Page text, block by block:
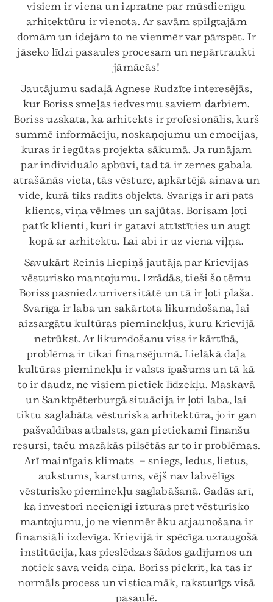
visiem ir viena un izpratne par mūsdienīgu
arhitektūru ir vienota. Ar savām spilgtajām
domām un idejām to ne vienmēr var pārspēt. Ir
jāseko līdzi pasaules procesam un nepārtraukti
jāmācās!
Jautājumu sadaļā Agnese Rudzīte interesējās,
kur Boriss smeļās iedvesmu saviem darbiem.
Boriss uzskata, ka arhitekts ir profesionālis, kurš
summē informāciju, noskaņojumu un emocijas,
kuras ir iegūtas projekta sākumā. Ja runājam
par individuālo apbūvi, tad tā ir zemes gabala
atrašānās vieta, tās vēsture, apkārtējā ainava un
vide, kurā tiks radīts objekts. Svarīgs ir arī pats
klients, viņa vēlmes un sajūtas. Borisam ļoti
patīk klienti, kuri ir gatavi attīstīties un augt
kopā ar arhitektu. Lai abi ir uz viena viļņa.
Savukārt Reinis Liepiņš jautāja par Krievijas
vēsturisko mantojumu. Izrādās, tieši šo tēmu
Boriss pasniedz universitātē un tā ir ļoti plaša.
Svarīga ir laba un sakārtota likumdošana, lai
aizsargātu kultūras pieminekļus, kuru Krievijā
netrūkst. Ar likumdošanu viss ir kārtībā,
problēma ir tikai finansējumā. Lielākā daļa
kultūras pieminekļu ir valsts īpašums un tā kā
to ir daudz, ne visiem pietiek līdzekļu. Maskavā
un Sanktpēterburgā situācija ir ļoti laba, lai
tiktu saglabāta vēsturiska arhitektūra, jo ir gan
pašvaldības atbalsts, gan pietiekami finanšu
resursi, taču mazākās pilsētās ar to ir problēmas.
Arī mainīgais klimats – sniegs, ledus, lietus,
aukstums, karstums, vējš nav labvēlīgs
vēsturisko pieminekļu saglabāšanā. Gadās arī,
ka investori necienīgi izturas pret vēsturisko
mantojumu, jo ne vienmēr ēku atjaunošana ir
finansiāli izdevīga. Krievijā ir spēcīga uzraugošā
institūcija, kas pieslēdzas šādos gadījumos un
notiek sava veida cīņa. Boriss piekrīt, ka tas ir
normāls process un visticamāk, raksturīgs visā
pasaulē.